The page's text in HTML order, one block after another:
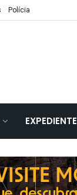
Polícia
EXPEDIENTE